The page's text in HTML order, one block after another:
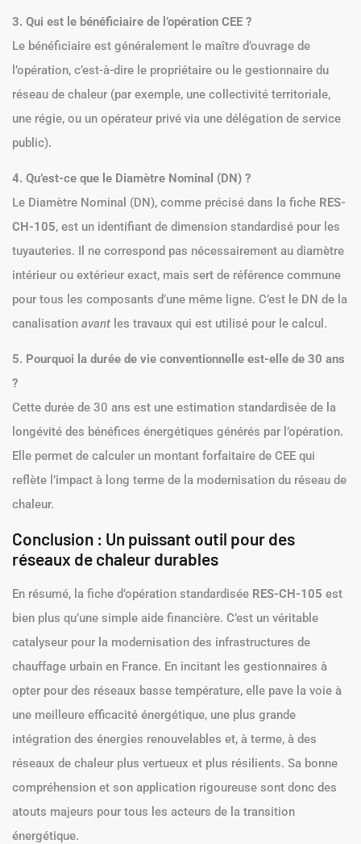
3. Qui est le bénéficiaire de l’opération CEE ?
Le bénéficiaire est généralement le maître d’ouvrage de
l’opération, c’est-à-dire le propriétaire ou le gestionnaire du
réseau de chaleur (par exemple, une collectivité territoriale,
une régie, ou un opérateur privé via une délégation de service
public).
4. Qu’est-ce que le Diamètre Nominal (DN) ?
Le Diamètre Nominal (DN), comme précisé dans la fiche RES-
CH-105, est un identifiant de dimension standardisé pour les
tuyauteries. Il ne correspond pas nécessairement au diamètre
intérieur ou extérieur exact, mais sert de référence commune
pour tous les composants d’une même ligne. C’est le DN de la
canalisation avant les travaux qui est utilisé pour le calcul.
5. Pourquoi la durée de vie conventionnelle est-elle de 30 ans
?
Cette durée de 30 ans est une estimation standardisée de la
longévité des bénéfices énergétiques générés par l’opération.
Elle permet de calculer un montant forfaitaire de CEE qui
reflète l’impact à long terme de la modernisation du réseau de
chaleur.
Conclusion : Un puissant outil pour des
réseaux de chaleur durables
En résumé, la fiche d’opération standardisée RES-CH-105 est
bien plus qu’une simple aide financière. C’est un véritable
catalyseur pour la modernisation des infrastructures de
chauffage urbain en France. En incitant les gestionnaires à
opter pour des réseaux basse température, elle pave la voie à
une meilleure efficacité énergétique, une plus grande
intégration des énergies renouvelables et, à terme, à des
réseaux de chaleur plus vertueux et plus résilients. Sa bonne
compréhension et son application rigoureuse sont donc des
atouts majeurs pour tous les acteurs de la transition
énergétique.